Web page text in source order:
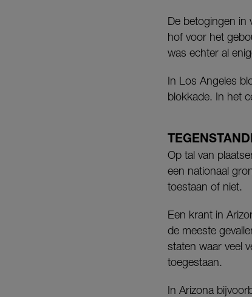
De betogingen in
hof voor het
was echter al
In Los Angeles
blokkade. In het
Op tal van
een nationaal
toestaan of niet.
Een krant in
de meeste
staten waar veel
toegestaan.
In Arizona